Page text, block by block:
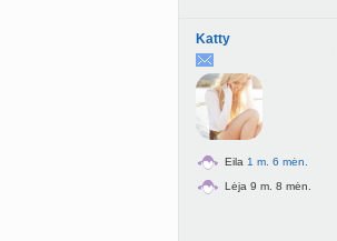
Katty
Eila 1 m. 6 mėn.
Lėja 9 m. 8 mėn.